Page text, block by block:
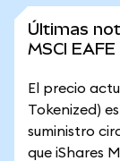
Últimas
MSCI
El precio
Tokenized)
suministro
que iShares